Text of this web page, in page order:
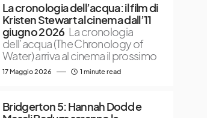
La cronologia dell’acqua: il film di
Kristen Stewart al cinema dall’11
giugno 2026 La cronologia
dell’acqua (The Chronology of
Water) arriva al cinema il prossimo
17 Maggio 2026 1 minute read
Bridgerton 5: Hannah Dodd e